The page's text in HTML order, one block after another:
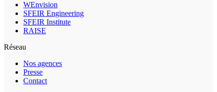
WEnvision
SFEIR Engineering
SFEIR Institute
RAISE
Réseau
Nos agences
Presse
Contact